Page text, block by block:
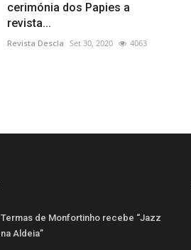
cerimónia dos Papies a
revista...
Revista Descla Set 30, 2020 4063
Termas de Monfortinho recebe “Jazz
na Aldeia”